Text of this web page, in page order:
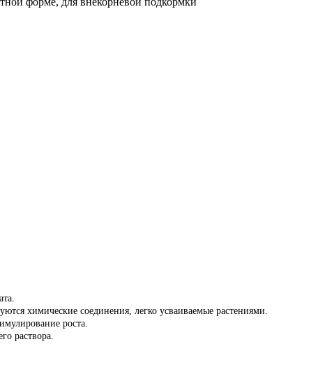
химические соединения, легко усваиваемые растениями.
роста.
раствора.